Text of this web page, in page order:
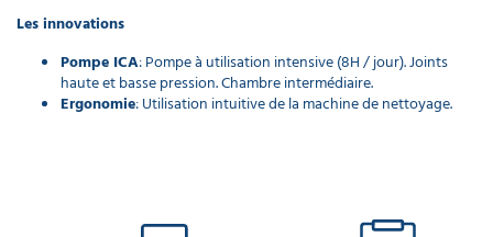
Flexible
pour
nettoyeur
Les innovations
Pompe ICA: Pompe à utilisation intensive (8H / jour). Joints
haute et basse pression. Chambre intermédiaire.
Ergonomie: Utilisation intuitive de la machine de nettoyage.